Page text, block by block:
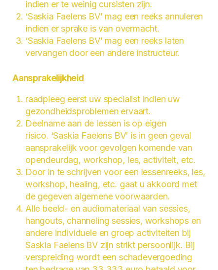
indien er te weinig cursisten zijn.
‘Saskia Faelens BV’ mag een reeks annuleren
indien er sprake is van overmacht.
‘Saskia Faelens BV’ mag een reeks laten
vervangen door een andere instructeur.
Aansprakelijkheid
raadpleeg eerst uw specialist indien uw
gezondheidsproblemen ervaart.
Deelname aan de lessen is op eigen
risico. ‘Saskia Faelens BV’ is in geen geval
aansprakelijk voor gevolgen komende van
opendeurdag, workshop, les, activiteit, etc.
Door in te schrijven voor een lessenreeks, les,
workshop, healing, etc. gaat u akkoord met
de gegeven algemene voorwaarden.
Alle beeld- en audiomateriaal van sessies,
hangouts, channeling sessies, workshops en
andere individuele en groep activiteiten bij
Saskia Faelens BV zijn strikt persoonlijk. Bij
verspreiding wordt een schadevergoeding